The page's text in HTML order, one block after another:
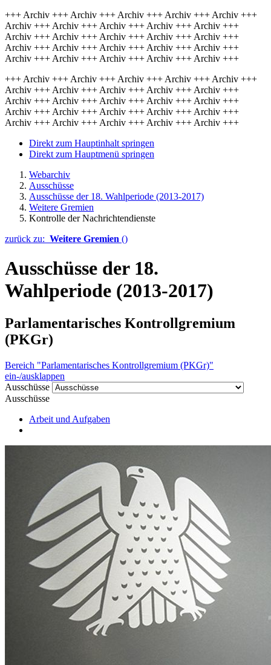
+++ Archiv +++ Archiv +++ Archiv +++ Archiv +++ Archiv +++
Archiv +++ Archiv +++ Archiv +++ Archiv +++ Archiv +++
Archiv +++ Archiv +++ Archiv +++ Archiv +++ Archiv +++
Archiv +++ Archiv +++ Archiv +++ Archiv +++ Archiv +++
Archiv +++ Archiv +++ Archiv +++ Archiv +++ Archiv +++
+++ Archiv +++ Archiv +++ Archiv +++ Archiv +++ Archiv +++
Archiv +++ Archiv +++ Archiv +++ Archiv +++ Archiv +++
Archiv +++ Archiv +++ Archiv +++ Archiv +++ Archiv +++
Archiv +++ Archiv +++ Archiv +++ Archiv +++ Archiv +++
Archiv +++ Archiv +++ Archiv +++ Archiv +++ Archiv +++
Direkt zum Hauptinhalt springen
Direkt zum Hauptmenü springen
Webarchiv
Ausschüsse
Ausschüsse der 18. Wahlperiode (2013-2017)
Weitere Gremien
Kontrolle der Nachrichtendienste
zurück zu: Weitere Gremien ()
Ausschüsse der 18.
Wahlperiode (2013-2017)
Parlamentarisches Kontrollgremium
(PKGr)
Bereich "Parlamentarisches Kontrollgremium (PKGr)"
ein-/ausklappen
Ausschüsse
Ausschüsse
Arbeit und Aufgaben